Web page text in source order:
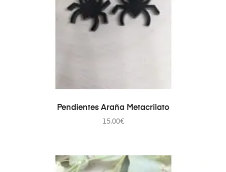
AÑADIR AL CARRITO
Pendientes Araña Metacrilato
15.00€